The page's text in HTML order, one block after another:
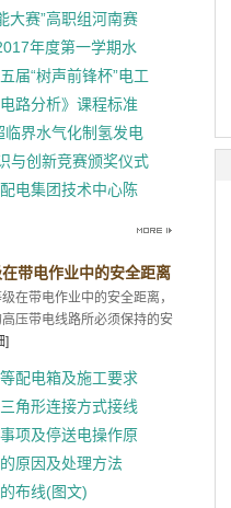
大赛”高职组河南赛
调试”赛项规程
年度第一学期水
届“树声前锋杯”电工
行
路分析》课程标准
临界水气化制氢发电
转化项目提供知识产
与创新竞赛颁奖仪式
电集团技术中心陈
带电作业中的安全距离
在带电作业中的安全距离，
压带电线路所必须保持的安
]
配电箱及施工要求
角形连接方式接线
项及停送电操作原
原因及处理方法
布线(图文)